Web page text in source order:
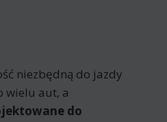
niezbędną do jazdy
wielu aut, a
do